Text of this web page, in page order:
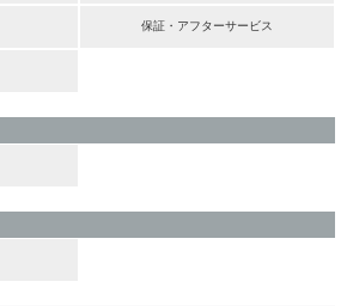
保証・アフターサービス